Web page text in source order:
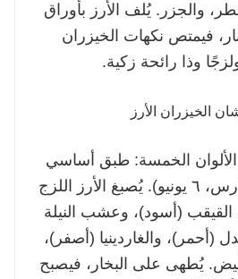
والجزر. يُلف الأرز بأوراق
فيمتص نكهات الخيزران
وذا رائحة زكية.
الألوان الخمسة: طبق أساسي
في المهرجانات (٣ مارس، ٦ يونيو). يُصبغ الأرز اللزج
القيقب (أسود)، وعشب النيلة
والغاردينيا (أصفر)،
يُطهى على البخار، فيصبح